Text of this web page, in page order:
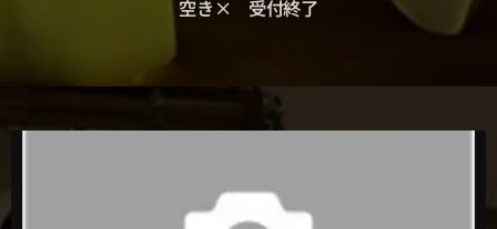
空き× 受付終了